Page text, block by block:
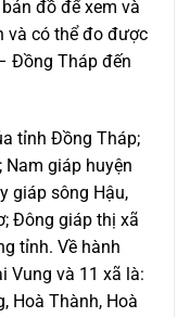
đồ để xem và
và có thể đo được
Đồng Tháp đến
tỉnh Đồng Tháp;
Nam giáp huyện
giáp sông Hậu,
Đông giáp thị xã
tỉnh. Về hành
Vung và 11 xã là:
Hoà Thành, Hoà